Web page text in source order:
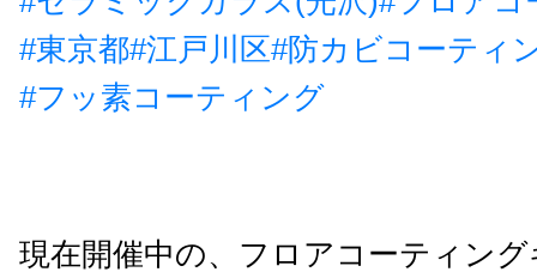
#東京都#江戸川区#防カビコーティ
#フッ素コーティング
現在開催中の、フロアコーティン